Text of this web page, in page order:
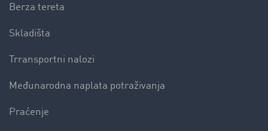
Berza tereta
Skladišta
Trransportni nalozi
Međunarodna naplata potraživanja
Praćenje